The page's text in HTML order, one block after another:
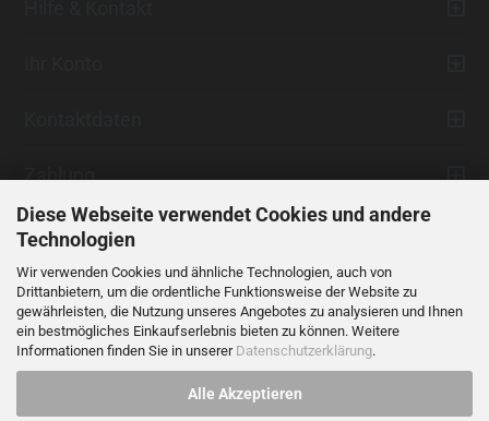
Diese Webseite verwendet Cookies und andere
Technologien
Wir verwenden Cookies und ähnliche Technologien, auch von
Drittanbietern, um die ordentliche Funktionsweise der Website zu
gewährleisten, die Nutzung unseres Angebotes zu analysieren und Ihnen
ein bestmögliches Einkaufserlebnis bieten zu können. Weitere
Informationen finden Sie in unserer Datenschutzerklärung.
Alle Akzeptieren
Zahlung
Vertrag widerrufen